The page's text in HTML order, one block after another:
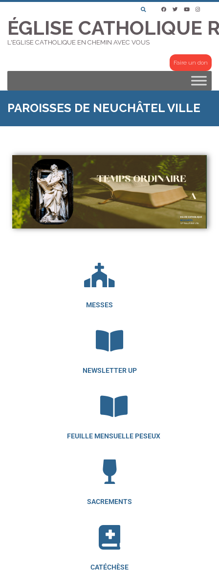
ÉGLISE CATHOLIQUE
L'EGLISE CATHOLIQUE EN CHEMIN AVEC VOUS
Faire un don
PAROISSES DE NEUCHÂTEL VILLE
MESSES
NEWSLETTER UP
FEUILLE MENSUELLE PESEUX
SACREMENTS
CATÉCHÈSE